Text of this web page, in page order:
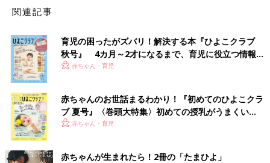
関連記事
育児の困ったがズバリ！解決する本『ひよこクラブ
秋号』 4カ月～2才になるまで、育児に役立つ情報が
いっぱい！
赤ちゃん・育児
赤ちゃんのお世話まるわかり！『初めてのひよこクラ
ブ 夏号』〈巻頭大特集〉初めての授乳がうまくい
く！ おっぱい・ミルクの基本と夏のトラブル 解決テ
赤ちゃん・育児
赤ちゃんが生まれたら！2冊の「たまひよ」